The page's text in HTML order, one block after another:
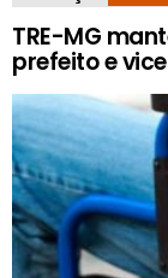
TRE-MG
prefeito e